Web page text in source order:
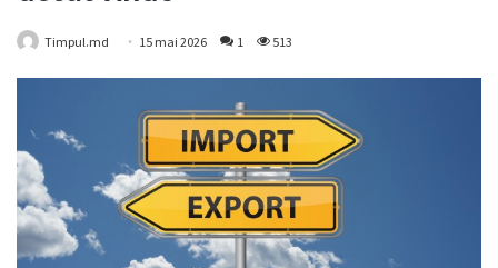
Timpul.md 15 mai 2026 1 513